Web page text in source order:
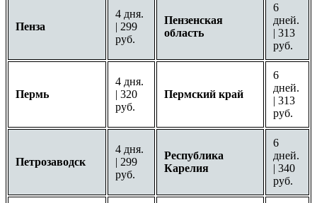
Пенза
4 дня.
| 299
руб.
Пензенская
область
6
дней.
| 313
руб.
Пермь
4 дня.
| 320
руб.
Пермский край
6
дней.
| 313
руб.
Петрозаводск
4 дня.
| 299
руб.
Республика
Карелия
6
дней.
| 340
руб.